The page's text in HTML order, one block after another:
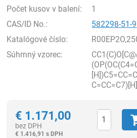
Počet kusov v balení:
1
CAS/ID No.:
582298-51-9
Katalógové číslo:
Súhrnný vzorec:
C=CC=C7)[H]
€ 1.171,00
bez DPH
€ 1.416,91 s DPH